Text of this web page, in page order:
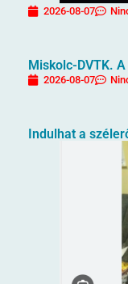
2026-08-07
Miskolc-DVTK.
2026-08-07
Indulhat a